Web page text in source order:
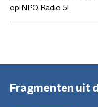
op NPO Radio 5!
Fragmenten uit